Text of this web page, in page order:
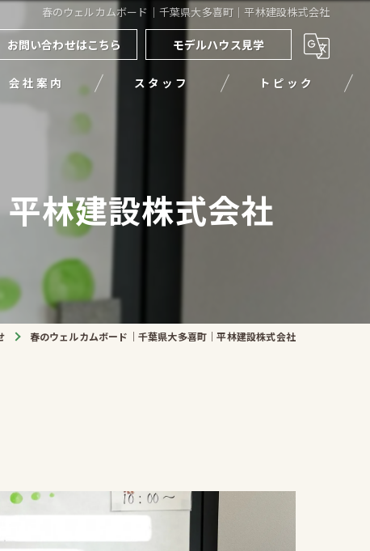
春のウェルカムボード｜千葉県大多喜町｜平林建設株式会社
お問い合わせはこちら モデルハウス見学
会社案内 スタッフ トピック
林建設株式会社
春のウェルカムボード｜千葉県大多喜町｜平林建設株式会社